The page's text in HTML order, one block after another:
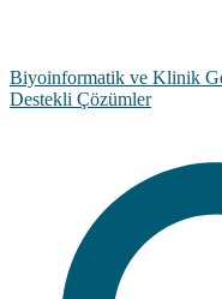
Biyoinformatik ve Klinik
Destekli Çözümler